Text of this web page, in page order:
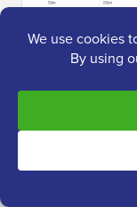
Por defecto,
‘Me gusta’ de
Este botón
seguirte en